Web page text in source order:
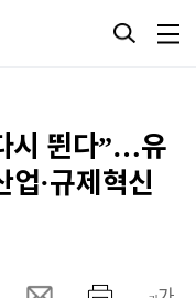
시 뛴다”…유
업·규제혁신